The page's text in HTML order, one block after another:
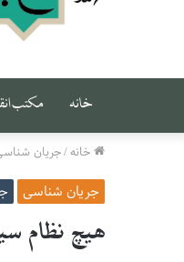
خانه مکتب
خانه/جریان
جریان شناسی
هیچ نظام